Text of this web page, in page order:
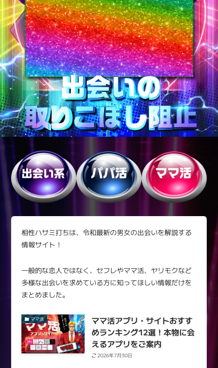
相性ハサミ打ちは、令和最新の男女の出会いを解説する
情報サイト！
一般的な恋人ではなく、セフレやママ活、ヤリモクなど
多様な出会いを求めている方に知ってほしい情報だけを
まとめました。
ママ活
ママ活アプリ・サイトおすす
めランキング12選！本物に会
えるアプリをご案内
2026年7月30日